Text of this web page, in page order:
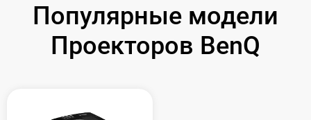
Популярные модели
Проекторов BenQ